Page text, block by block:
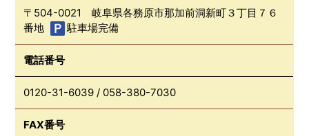
〒504-0021 岐阜県各務原市那加前洞新町３丁目７６
番地
駐車場完備
電話番号
0120-31-6039 / 058-380-7030
FAX番号